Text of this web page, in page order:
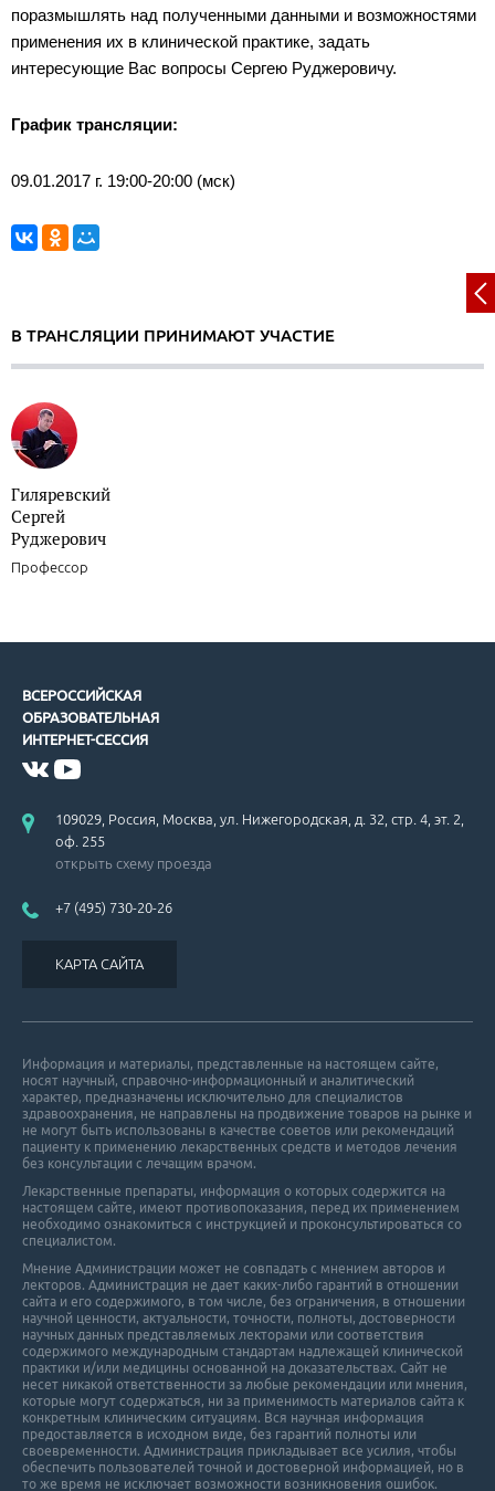
поразмышлять над полученными данными и возможностями
применения их в клинической практике, задать
интересующие Вас вопросы Сергею Руджеровичу.
График трансляции:
09.01.2017 г. 19:00-20:00 (мск)
В ТРАНСЛЯЦИИ ПРИНИМАЮТ УЧАСТИЕ
Гиляревский
Сергей
Руджерович
Профессор
ВСЕРОССИЙСКАЯ
ОБРАЗОВАТЕЛЬНАЯ
ИНТЕРНЕТ-СЕССИЯ
109029, Россия, Москва, ул. Нижегородская, д. 32, стр. 4, эт. 2,
оф. 255
открыть схему проезда
+7 (495) 730-20-26
КАРТА САЙТА
Информация и материалы, представленные на настоящем сайте,
носят научный, справочно-информационный и аналитический
характер, предназначены исключительно для специалистов
здравоохранения, не направлены на продвижение товаров на рынке и
не могут быть использованы в качестве советов или рекомендаций
пациенту к применению лекарственных средств и методов лечения
без консультации с лечащим врачом.
Лекарственные препараты, информация о которых содержится на
настоящем сайте, имеют противопоказания, перед их применением
необходимо ознакомиться с инструкцией и проконсультироваться со
специалистом.
Мнение Администрации может не совпадать с мнением авторов и
лекторов. Администрация не дает каких-либо гарантий в отношении
cайта и его cодержимого, в том числе, без ограничения, в отношении
научной ценности, актуальности, точности, полноты, достоверности
научных данных представляемых лекторами или соответствия
содержимого международным стандартам надлежащей клинической
практики и/или медицины основанной на доказательствах. Сайт не
несет никакой ответственности за любые рекомендации или мнения,
которые могут содержаться, ни за применимость материалов сайта к
конкретным клиническим ситуациям. Вся научная информация
предоставляется в исходном виде, без гарантий полноты или
своевременности. Администрация прикладывает все усилия, чтобы
обеспечить пользователей точной и достоверной информацией, но в
то же время не исключает возможности возникновения ошибок.